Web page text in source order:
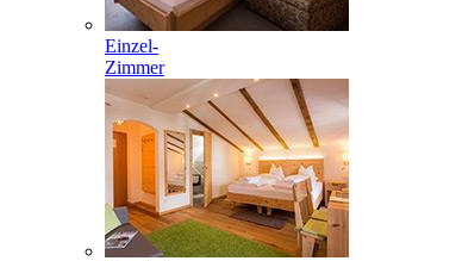
Einzel-
Zimmer